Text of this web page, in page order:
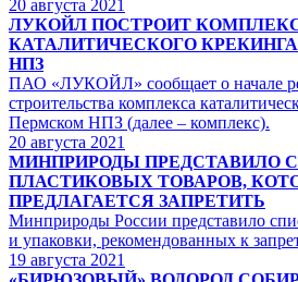
20 августа 2021
ЛУКОЙЛ ПОСТРОИТ
КАТАЛИТИЧЕСКОГО
НПЗ
ПАО «ЛУКОЙЛ» сообщает о начале
строительства комплекса
Пермском НПЗ (далее – комплекс).
20 августа 2021
МИНПРИРОДЫ ПРЕДСТАВИЛО
ПЛАСТИКОВЫХ ТОВАРОВ,
ПРЕДЛАГАЕТСЯ ЗАПРЕТИТЬ
Минприроды России представило
и упаковки, рекомендованных к
19 августа 2021